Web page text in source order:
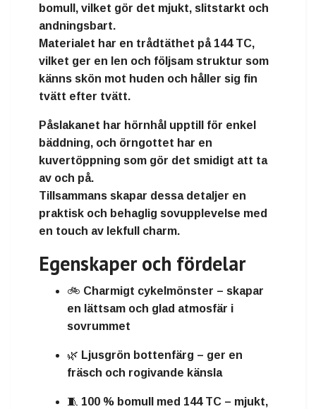
bomull , vilket gör det mjukt, slitstarkt och
andningsbart.
Materialet har en trådtäthet på 144 TC,
vilket ger en len och följsam struktur som
känns skön mot huden och håller sig fin
tvätt efter tvätt.
Påslakanet har hörnhål upptill
för enkel
bäddning, och örngottet har en
kuvertöppning som gör det smidigt att ta
av och på.
Tillsammans skapar dessa detaljer en
praktisk och behaglig sovupplevelse med
en touch av lekfull charm.
Egenskaper och fördelar
🚲 Charmigt cykelmönster – skapar
en lättsam och glad atmosfär i
sovrummet
🌿 Ljusgrön bottenfärg – ger en
fräsch och rogivande känsla
🧵 100 % bomull med 144 TC – mjukt,